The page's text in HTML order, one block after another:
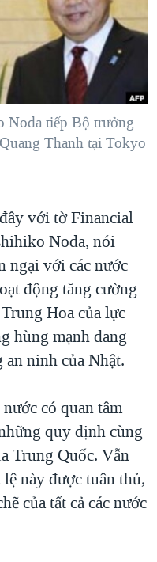
GAZA
THẮNG CUỘC'
VIỆT NAM
VIỆT NAM
HẢI SÂM
TỪ NÔNG THÔN MỸ
Noda tiếp Bộ trưởng
Thanh tại Tokyo
với tờ Financial
Noda, nói
ngại với các nước
động tăng cường
Hoa của lực
hùng mạnh đang
ninh của Nhật.
có quan tâm
quy định cùng
Trung Quốc. Vẫn
này được tuân thủ,
của tất cả các nước